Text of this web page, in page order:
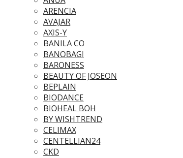
ARENCIA
AVAJAR
AXIS-Y
BANILA CO
BANOBAGI
BARONESS
BEAUTY OF JOSEON
BEPLAIN
BIODANCE
BIOHEAL BOH
BY WISHTREND
CELIMAX
CENTELLIAN24
CKD